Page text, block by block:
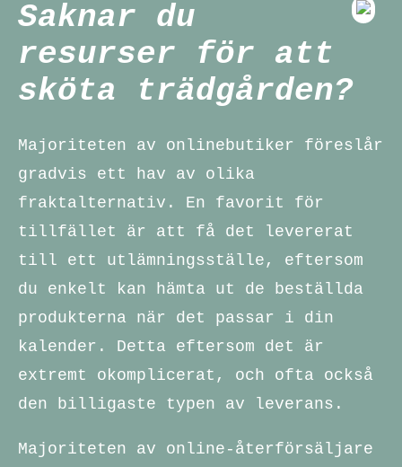
Saknar du
resurser för att
sköta trädgården?
Majoriteten av onlinebutiker föreslår
gradvis ett hav av olika
fraktalternativ. En favorit för
tillfället är att få det levererat
till ett utlämningsställe, eftersom
du enkelt kan hämta ut de beställda
produkterna när det passar i din
kalender. Detta eftersom det är
extremt okomplicerat, och ofta också
den billigaste typen av leverans.
Majoriteten av online-återförsäljare